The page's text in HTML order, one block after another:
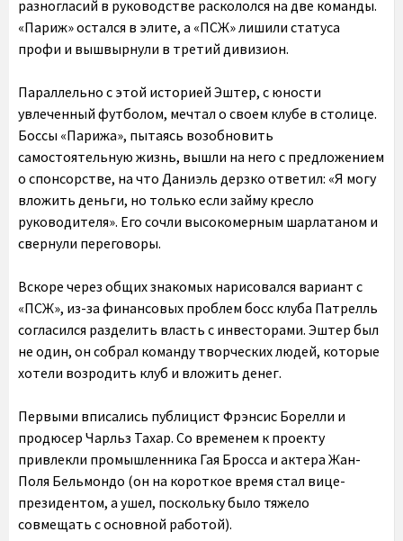
разногласий в руководстве раскололся на две команды.
«Париж» остался в элите, а «ПСЖ» лишили статуса
профи и вышвырнули в третий дивизион.
Параллельно с этой историей Эштер, с юности
увлеченный футболом, мечтал о своем клубе в столице.
Боссы «Парижа», пытаясь возобновить
самостоятельную жизнь, вышли на него с предложением
о спонсорстве, на что Даниэль дерзко ответил: «Я могу
вложить деньги, но только если займу кресло
руководителя». Его сочли высокомерным шарлатаном и
свернули переговоры.
Вскоре через общих знакомых нарисовался вариант с
«ПСЖ», из-за финансовых проблем босс клуба Патрелль
согласился разделить власть с инвесторами. Эштер был
не один, он собрал команду творческих людей, которые
хотели возродить клуб и вложить денег.
Первыми вписались публицист Фрэнсис Борелли и
продюсер Чарльз Тахар. Со временем к проекту
привлекли промышленника Гая Бросса и актера Жан-
Поля Бельмондо (он на короткое время стал вице-
президентом, а ушел, поскольку было тяжело
совмещать с основной работой).